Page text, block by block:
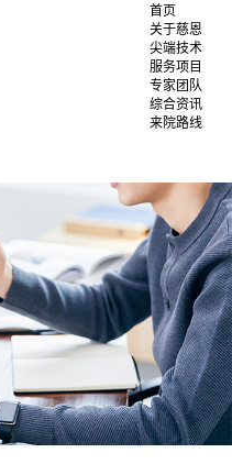
首页
关于慈恩
尖端技术
服务项目
专家团队
综合资讯
来院路线